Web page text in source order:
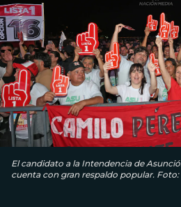
El candidato a la Intendencia de
cuenta con gran respaldo popular.